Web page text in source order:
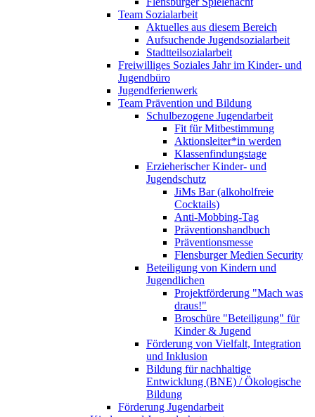
Team Sozialarbeit
Aktuelles aus diesem Bereich
Aufsuchende Jugendsozialarbeit
Stadtteilsozialarbeit
Freiwilliges Soziales Jahr im Kinder- und
Jugendbüro
Jugendferienwerk
Team Prävention und Bildung
Schulbezogene Jugendarbeit
Fit für Mitbestimmung
Aktionsleiter*in werden
Klassenfindungstage
Erzieherischer Kinder- und
Jugendschutz
JiMs Bar (alkoholfreie
Cocktails)
Anti-Mobbing-Tag
Präventionshandbuch
Präventionsmesse
Flensburger Medien Security
Beteiligung von Kindern und
Jugendlichen
Projektförderung "Mach was
draus!"
Broschüre "Beteiligung" für
Kinder & Jugend
Förderung von Vielfalt, Integration
und Inklusion
Bildung für nachhaltige
Entwicklung (BNE) / Ökologische
Bildung
Förderung Jugendarbeit